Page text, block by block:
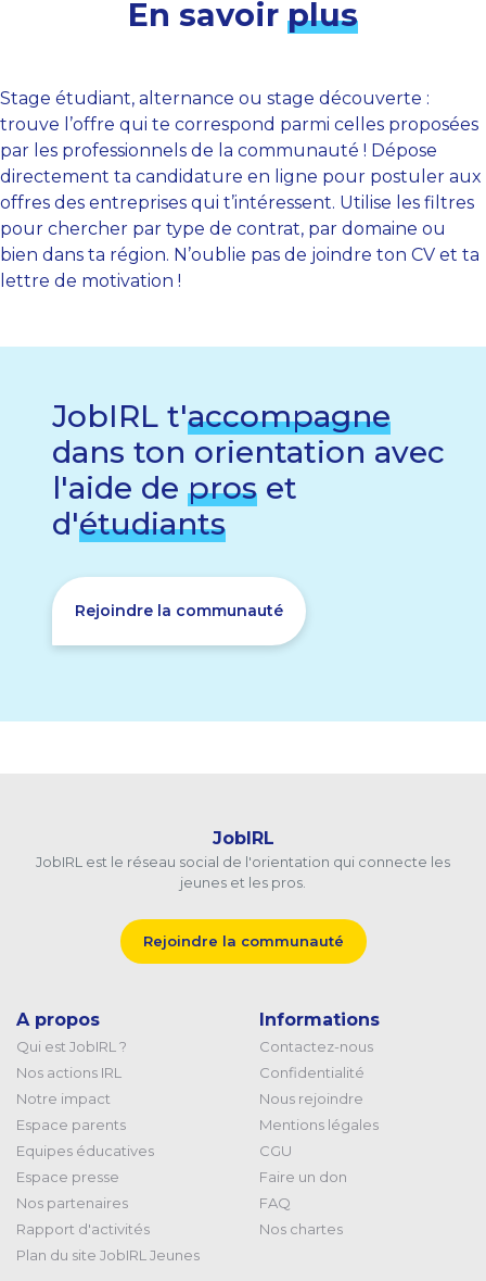
En savoir plus
Stage étudiant, alternance ou stage découverte :
trouve l’offre qui te correspond parmi celles proposées
par les professionnels de la communauté ! Dépose
directement ta candidature en ligne pour postuler aux
offres des entreprises qui t’intéressent. Utilise les filtres
pour chercher par type de contrat, par domaine ou
bien dans ta région. N’oublie pas de joindre ton CV et ta
lettre de motivation !
JobIRL t'accompagne
dans ton orientation avec
l'aide de pros et
d'étudiants
Rejoindre la communauté
JobIRL
JobIRL est le réseau social de l'orientation qui connecte les
jeunes et les pros.
Rejoindre la communauté
A propos
Qui est JobIRL ?
Nos actions IRL
Notre impact
Espace parents
Equipes éducatives
Espace presse
Nos partenaires
Rapport d'activités
Plan du site JobIRL Jeunes
Informations
Contactez-nous
Confidentialité
Nous rejoindre
Mentions légales
CGU
Faire un don
FAQ
Nos chartes